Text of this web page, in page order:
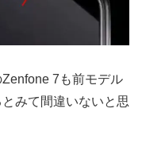
7も前モデル
みて間違いないと思